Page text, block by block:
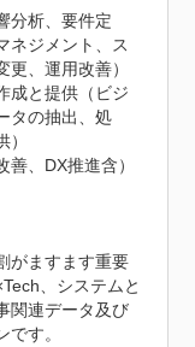
分析、要件定
ネジメント、ス
、運用改善）
成と提供（ビジ
タの抽出、処
善、DX推進含）
がますます重要
、システムと
関連データ及び
す。